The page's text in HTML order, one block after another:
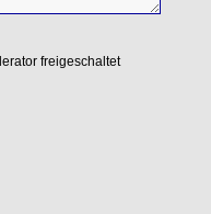
freigeschaltet